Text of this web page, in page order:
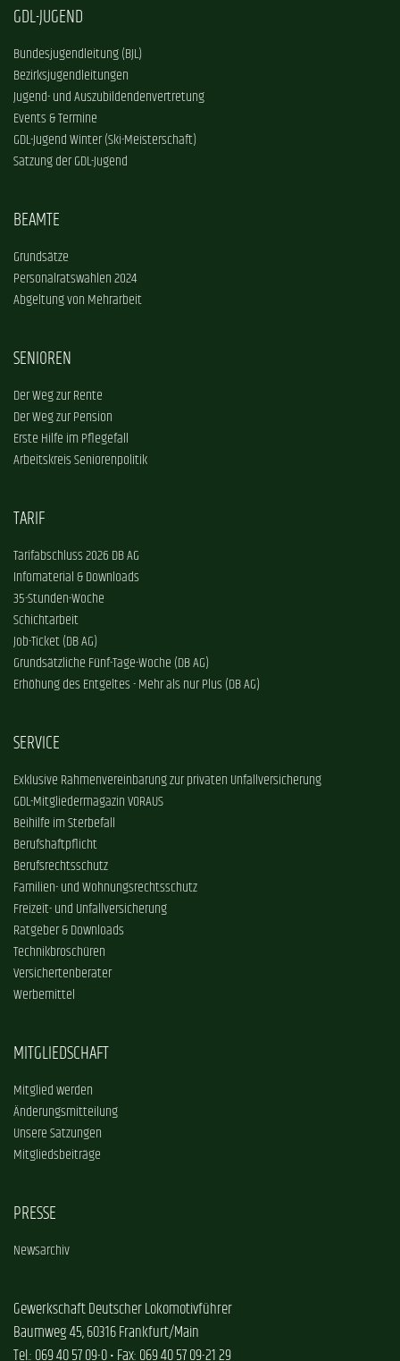
GDL-JUGEND
Bundesjugendleitung (BJL)
Bezirksjugendleitungen
Jugend- und Auszubildendenvertretung
Events & Termine
GDL-Jugend Winter (Ski-Meisterschaft)
Satzung der GDL-Jugend
BEAMTE
Grundsätze
Personalratswahlen 2024
Abgeltung von Mehrarbeit
SENIOREN
Der Weg zur Rente
Der Weg zur Pension
Erste Hilfe im Pflegefall
Arbeitskreis Seniorenpolitik
TARIF
Tarifabschluss 2026 DB AG
Infomaterial & Downloads
35-Stunden-Woche
Schichtarbeit
Job-Ticket (DB AG)
Grundsätzliche Fünf-Tage-Woche (DB AG)
Erhöhung des Entgeltes - Mehr als nur Plus (DB AG)
SERVICE
Exklusive Rahmenvereinbarung zur privaten Unfallversicherung
GDL-Mitgliedermagazin VORAUS
Beihilfe im Sterbefall
Berufshaftpflicht
Berufsrechtsschutz
Familien- und Wohnungsrechtsschutz
Freizeit- und Unfallversicherung
Ratgeber & Downloads
Technikbroschüren
Versichertenberater
Werbemittel
MITGLIEDSCHAFT
Mitglied werden
Änderungsmitteilung
Unsere Satzungen
Mitgliedsbeiträge
PRESSE
Newsarchiv
Gewerkschaft Deutscher Lokomotivführer
Baumweg 45, 60316 Frankfurt/Main
Tel.: 069 40 57 09-0 • Fax: 069 40 57 09-21 29